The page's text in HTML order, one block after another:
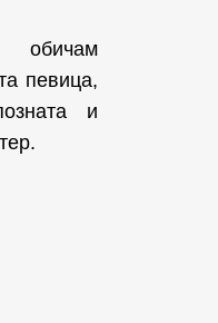
обичам
певица,
и